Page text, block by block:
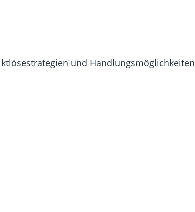
und Handlungsmöglichkeiten